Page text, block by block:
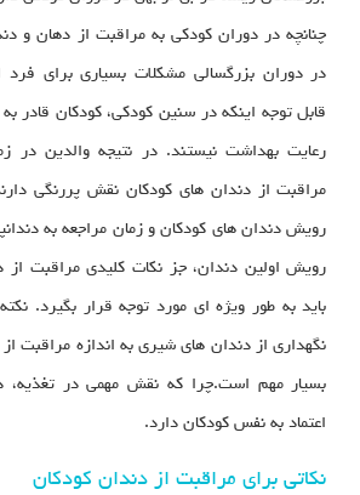
چنانچه در دوران کودکی به مراقبت از دهان و
در دوران بزرگسالی مشکلات بسیاری برای فرد
قابل توجه اینکه در سنین کودکی، کودکان قادر
رعایت بهداشت نیستند. در نتیجه والدین در
مراقبت از دندان های کودکان نقش پررنگی
رویش دندان های کودکان و زمان مراجعه به
رویش اولین دندان، جز نکات کلیدی مراقبت
باید به طور ویژه ای مورد توجه قرار بگیرد.
نگهداری از دندان های شیری به اندازه مراقبت
بسیار مهم است.چرا که نقش مهمی در
اعتماد به نفس کودکان دارد.
نکاتی برای مراقبت از دندان کودکان